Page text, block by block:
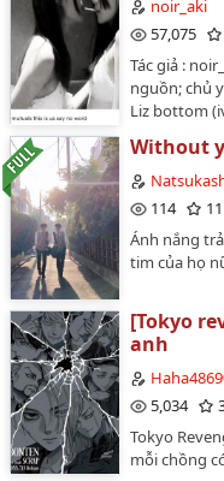
noir_aki
57,075
Tác giả :
nguồn; chủ
Liz bottom
Without
114
11
Ánh nắng
tim của họ
[Tokyo
anh
5,034
Tokyo
mỗi chồng